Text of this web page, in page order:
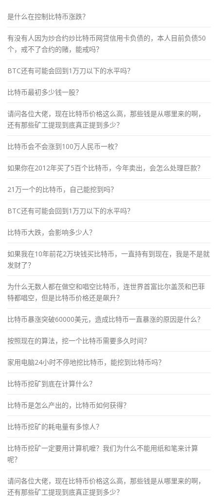
是什么在控制比特币涨跌？
有没有人因为炒合约炒比特币网贷信用卡负债的，本人目前负债50
个，戒不了合约的赌，能戒吗？
BTC还有可能会回到1万刀以下的水平吗？
比特币最初多少钱一股？
请问各位大佬，现在比特币价格这么高，那些钱是从哪里来的啊，
还有那些矿工提现到底真正提到多少？
比特币会不会涨到100万人民币一枚？
如果你在2012年买了5百个比特币，今年卖出，会怎么处理巨款？
21万一个的比特币，自己能挖到吗？
BTC还有可能会回到1万刀以下的水平吗？
比特币大跌，会影响多少人？
如果我在10年前花2万块钱买比特币，一直持有到现在，我是不是就
发财了？
为什么无数人都在做空和唱空比特币，连世界首富比尔盖茨和巴菲
特都唱空，但是比特币价格还是飙升？
比特币暴涨突破60000美元，造成比特币一直暴涨的原因是什么？
按照现在的算法，挖一个比特币需要多久时间？
家用电脑24小时不停地挖比特币，能挖到比特币吗？
比特币挖矿到底在计算什么？
比特币是怎么产出的，比特币如何获得？
比特币挖矿的耗电量有多惊人？
比特币挖矿一定要用计算机嚒？我们为什么不能用纸和笔来计算
呢？
请问各位大佬，现在比特币价格这么高，那些钱是从哪里来的啊，
还有那些矿工提现到底真正提到多少？